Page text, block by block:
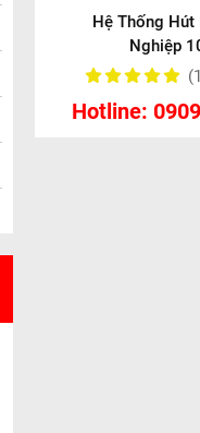
Hệ Thống Hút
Nghiệp
(1
Hotline: